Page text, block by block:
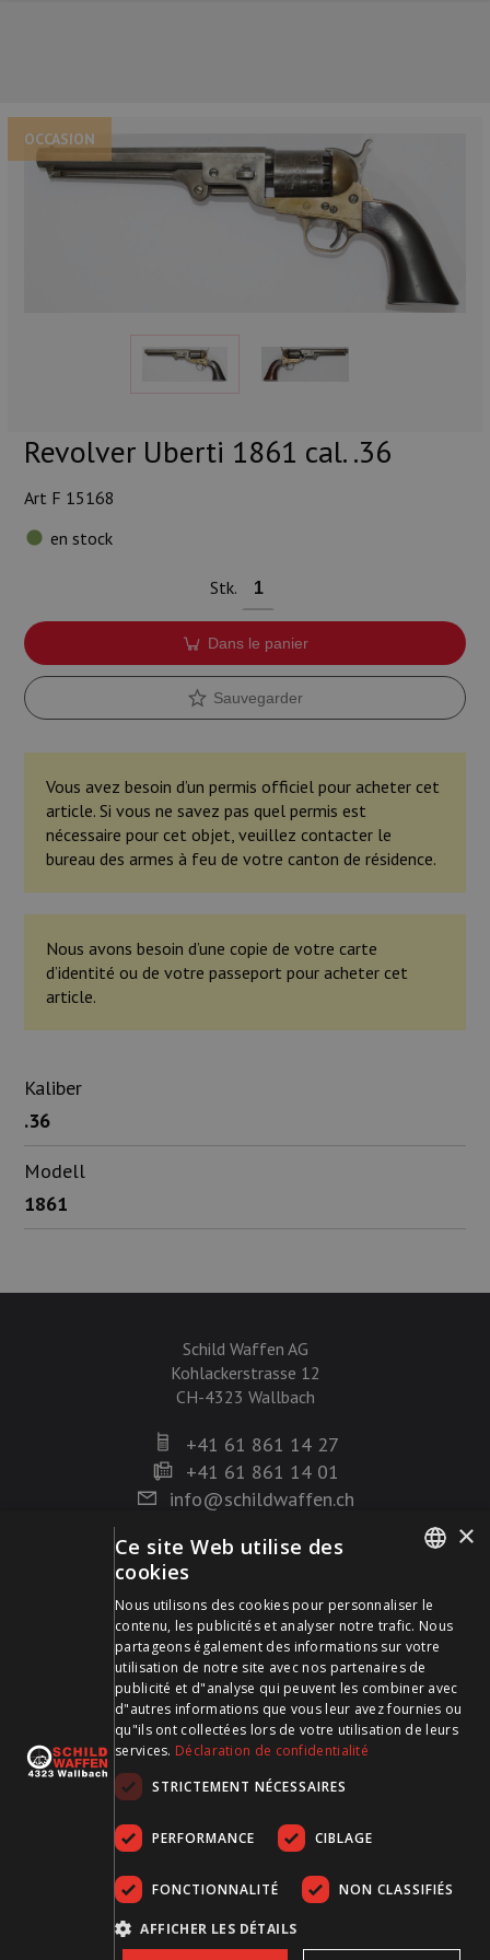
OCCASION
Revolver Uberti 1861 cal. .36
Art F 15168
en stock
Stk.
Dans le panier
Sauvegarder
Vous avez besoin d’un permis officiel pour acheter cet
article. Si vous ne savez pas quel permis est
nécessaire pour cet objet, veuillez contacter le
bureau des armes à feu de votre canton de résidence.
Nous avons besoin d’une copie de votre carte
d’identité ou de votre passeport pour acheter cet
article.
Kaliber
.36
Modell
1861
Schild Waffen AG
Kohlackerstrasse 12
CH-4323 Wallbach
+41 61 861 14 27
+41 61 861 14 01
info@schildwaffen.ch
Mode de paiement
Visitez-nous sur les médias sociaux et restez à jour !
NOS PRINCIPALES MARQUES
NOS CATÉGORIES PRINCIPALES
Munitions
FRENCH
×
Ce site Web utilise des
cookies
Nous utilisons des cookies pour personnaliser le
contenu, les publicités et analyser notre trafic. Nous
partageons également des informations sur votre
utilisation de notre site avec nos partenaires de
publicité et d"analyse qui peuvent les combiner avec
d"autres informations que vous leur avez fournies ou
qu"ils ont collectées lors de votre utilisation de leurs
services. Déclaration de confidentialité
STRICTEMENT NÉCESSAIRES
PERFORMANCE CIBLAGE
FONCTIONNALITÉ NON CLASSIFIÉS
AFFICHER LES DÉTAILS